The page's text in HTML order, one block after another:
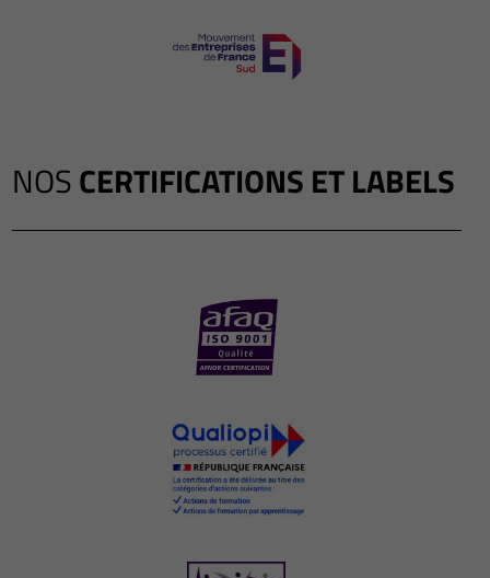
NOSCERTIFICATIONS ET LABELS